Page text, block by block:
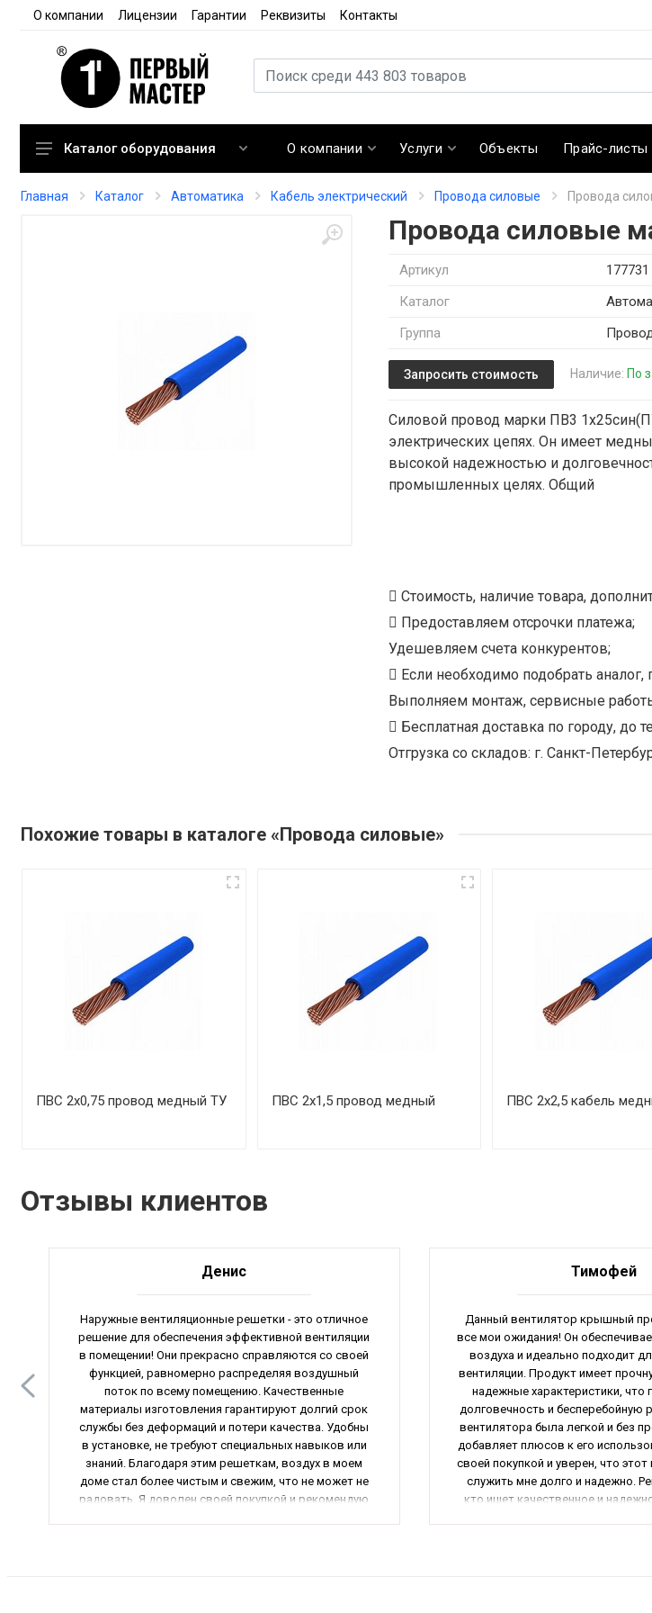
О компании Лицензии Гарантии Реквизиты Контакты
Кондиционирование
Каталог оборудования О компании Услуги Объекты Прайс-листы
Главная Каталог Автоматика Кабель электрический Провода силовые Провода
Провода силовые
Артикул
177731
Каталог
Группа
Запросить стоимость Наличие: По
Силовой провод марки ПВ3
электрических цепях. Он имеет
высокой надежностью и
промышленных целях. Общий
Стоимость, наличие товара,
Предоставляем отсрочки платежа;
Удешевляем счета конкурентов;
Если необходимо подобрать
Выполняем монтаж, сервисные
Бесплатная доставка по городу, до
Отгрузка со складов: г. Санкт-
Похожие товары в каталоге «Провода силовые»
ПВС 2х0,75 провод медный ТУ ПВС 2х1,5 провод медный ПВС 2х2,5 кабель
Отзывы клиентов
Денис
Наружные вентиляционные решетки - это отличное
решение для обеспечения эффективной вентиляции
в помещении! Они прекрасно справляются со своей
функцией, равномерно распределяя воздушный
поток по всему помещению. Качественные
материалы изготовления гарантируют долгий срок
службы без деформаций и потери качества. Удобны
в установке, не требуют специальных навыков или
знаний. Благодаря этим решеткам, воздух в моем
доме стал более чистым и свежим, что не может не
радовать. Я доволен своей покупкой и рекомендую
Тимофей
Данный вентилятор крышный
все мои ожидания! Он
воздуха и идеально подходит
вентиляции. Продукт имеет
надежные характеристики, что
долговечность и бесперебойную
вентилятора была легкой и без
добавляет плюсов к его
своей покупкой и уверен, что
служить мне долго и надежно.
кто ищет качественное и